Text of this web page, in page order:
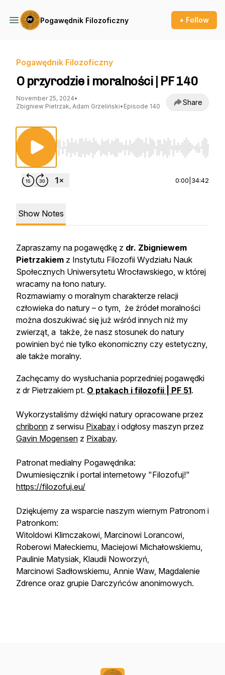
Pogawędnik Filozoficzny + Follow
Pogawędnik Filozoficzny
O przyrodzie i moralności | PF 140
November 25, 2024•
Zbigniew Pietrzak, Adam Grzeliński• Episode 140 Share
Use Left/Right to seek, Home/End to jump
0:00 34:42
Show Notes
Zapraszamy na pogawędkę z dr. Zbigniewem
Pietrzakiem z Instytutu Filozofii Wydziału Nauk
Społecznych Uniwersytetu Wrocławskiego, w której
wracamy na łono natury.
Rozmawiamy o moralnym charakterze relacji
człowieka do natury – o tym, że źródeł moralności
można doszukiwać się już wśród innych niż my
zwierząt, a także, że nasz stosunek do natury
powinien być nie tylko ekonomiczny czy estetyczny,
ale także moralny.
Zachęcamy do wysłuchania poprzedniej pogawędki
z dr Pietrzakiem pt. O ptakach i filozofii | PF 51.
Wykorzystaliśmy dźwięki natury opracowane przez
chribonn z serwisu Pixabay i odgłosy maszyn przez
Gavin Mogensen z Pixabay.
Patronat medialny Pogawędnika:
Dwumiesięcznik i portal internetowy "Filozofuj!"
https://filozofuj.eu/
Dziękujemy za wsparcie naszym wiernym Patronom i
Patronkom:
Witoldowi Klimczakowi, Marcinowi Lorancowi,
Roberowi Małeckiemu, Maciejowi Michałowskiemu,
Paulinie Matysiak, Klaudii Noworzyń,
Marcinowi Sadłowskiemu, Annie Waw, Magdalenie
Zdrence oraz grupie Darczyńców anonimowych.